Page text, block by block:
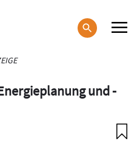
und -